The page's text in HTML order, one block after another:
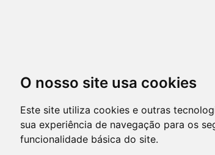
O nosso site usa cookies
Este site utiliza cookies e outras
sua experiência de navegação para os
funcionalidade básica do site.